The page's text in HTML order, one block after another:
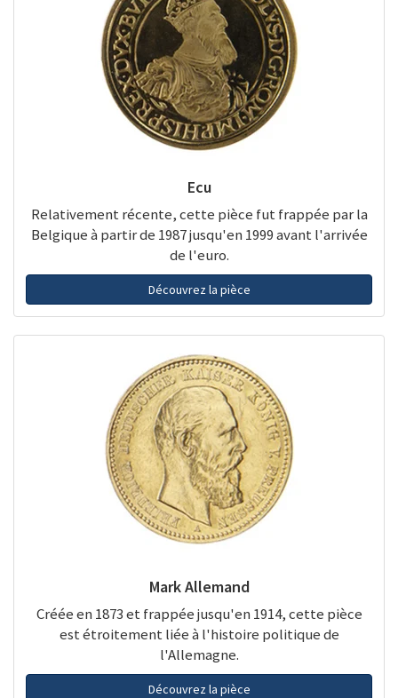
Ecu
Relativement récente, cette pièce fut frappée par la
Belgique à partir de 1987 jusqu'en 1999 avant l'arrivée
de l'euro.
Découvrez la pièce
Mark Allemand
Créée en 1873 et frappée jusqu'en 1914, cette pièce
est étroitement liée à l'histoire politique de
l'Allemagne.
Découvrez la pièce